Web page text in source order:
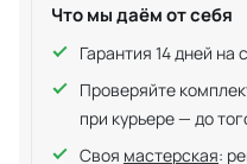
Что мы даём от себя
Гарантия 14 дней на
Проверяйте
при курьере — до
Своя мастерская: